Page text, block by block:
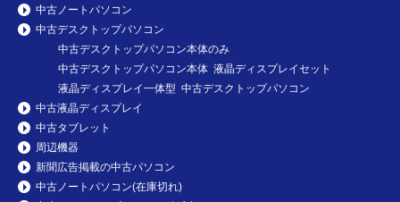
中古ノートパソコン
中古デスクトップパソコン
中古デスクトップパソコン本体のみ
中古デスクトップパソコン本体 液晶ディスプレイセット
液晶ディスプレイ一体型 中古デスクトップパソコン
中古液晶ディスプレイ
中古タブレット
周辺機器
新聞広告掲載の中古パソコン
中古ノートパソコン(在庫切れ)